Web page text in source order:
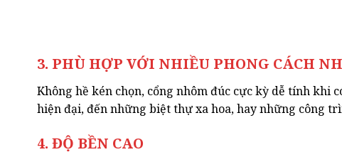
3. PHÙ HỢP VỚI NHIỀU PHONG CÁCH
Không hề kén chọn, cổng nhôm đúc cực kỳ dễ tính khi
hiện đại, đến những biệt thự xa hoa, hay những công
4. ĐỘ BỀN CAO